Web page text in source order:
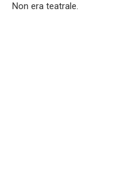
Non era teatrale.